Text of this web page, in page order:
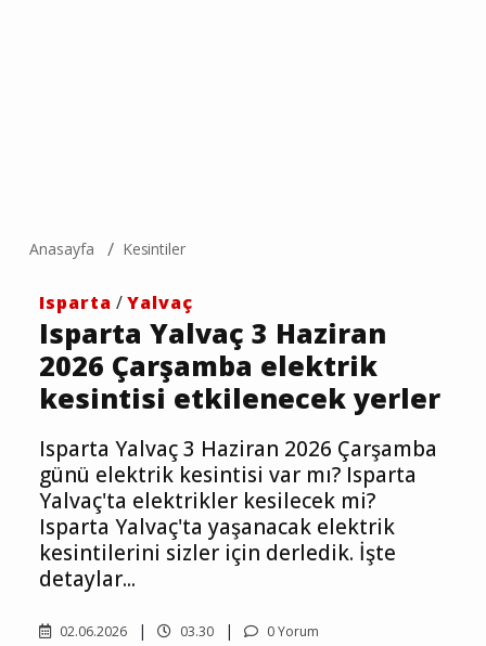
Anasayfa Kesintiler
Isparta /Yalvaç
Isparta Yalvaç 3 Haziran
2026 Çarşamba elektrik
kesintisi etkilenecek yerler
Isparta Yalvaç 3 Haziran 2026 Çarşamba
günü elektrik kesintisi var mı? Isparta
Yalvaç'ta elektrikler kesilecek mi?
Isparta Yalvaç'ta yaşanacak elektrik
kesintilerini sizler için derledik. İşte
detaylar...
02.06.2026 03.30 0 Yorum